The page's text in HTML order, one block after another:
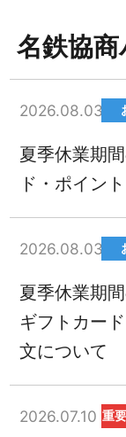
名鉄協
2026.08.03
夏季休業期
ド・ポイン
2026.08.03
夏季休業期
ギフトカー
文について
2026.07.10 重